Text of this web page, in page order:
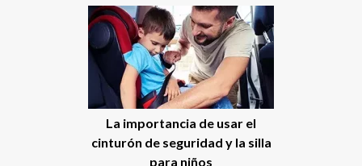
La importancia de usar el
cinturón de seguridad y la silla
para niños